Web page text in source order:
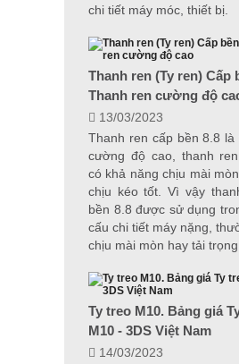
chi tiết máy móc, thiết bị.
Thanh ren (Ty ren) Cấp
Thanh ren cường độ
13/03/2023
Thanh ren cấp bền 8.8 là
cường độ cao, thanh
có khả năng chịu mài
chịu kéo tốt. Vì vậy
bền 8.8 được sử dụng
cấu chi tiết máy nặng,
chịu mài mòn hay tải trọng
Ty treo M10. Bảng giá
M10 - 3DS Việt Nam
14/03/2023